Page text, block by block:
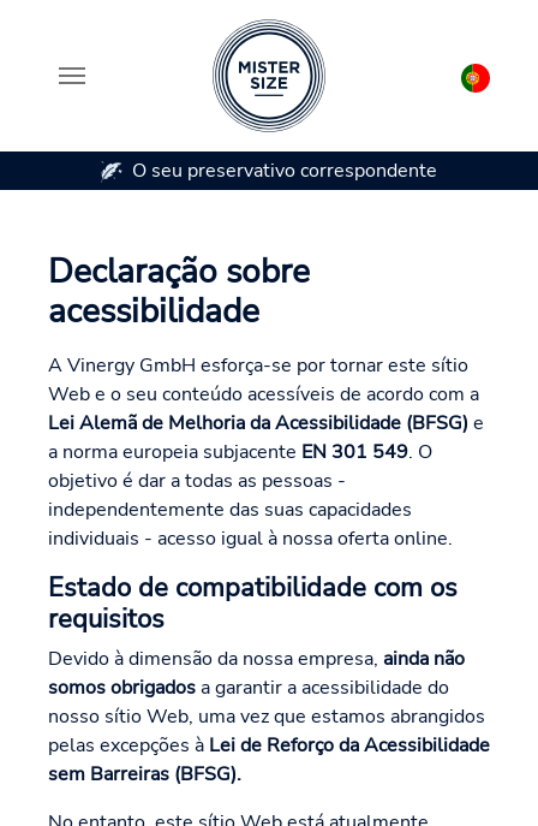
O seu preservativo correspondente
Declaração sobre
acessibilidade
A Vinergy GmbH esforça-se por tornar este sítio
Web e o seu conteúdo acessíveis de acordo com a
Lei Alemã de Melhoria da Acessibilidade (BFSG) e
a norma europeia subjacente EN 301 549. O
objetivo é dar a todas as pessoas -
independentemente das suas capacidades
individuais - acesso igual à nossa oferta online.
Estado de compatibilidade com os
requisitos
Devido à dimensão da nossa empresa, ainda não
somos obrigadosa garantir a acessibilidade do
nosso sítio Web, uma vez que estamos abrangidos
pelas excepções à Lei de Reforço da Acessibilidade
sem Barreiras (BFSG).